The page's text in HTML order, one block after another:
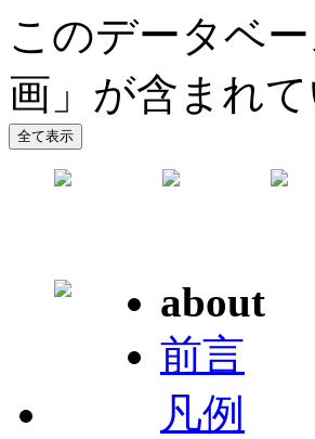
このデータベ
画」が含まれて
about
前言
凡例